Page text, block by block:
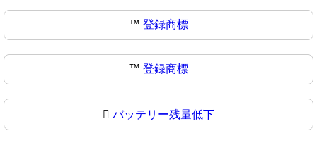
™️ 登録商標
™ 登録商標
🫟 バッテリー残量低下